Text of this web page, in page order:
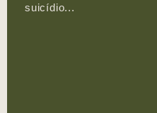
suicídio...